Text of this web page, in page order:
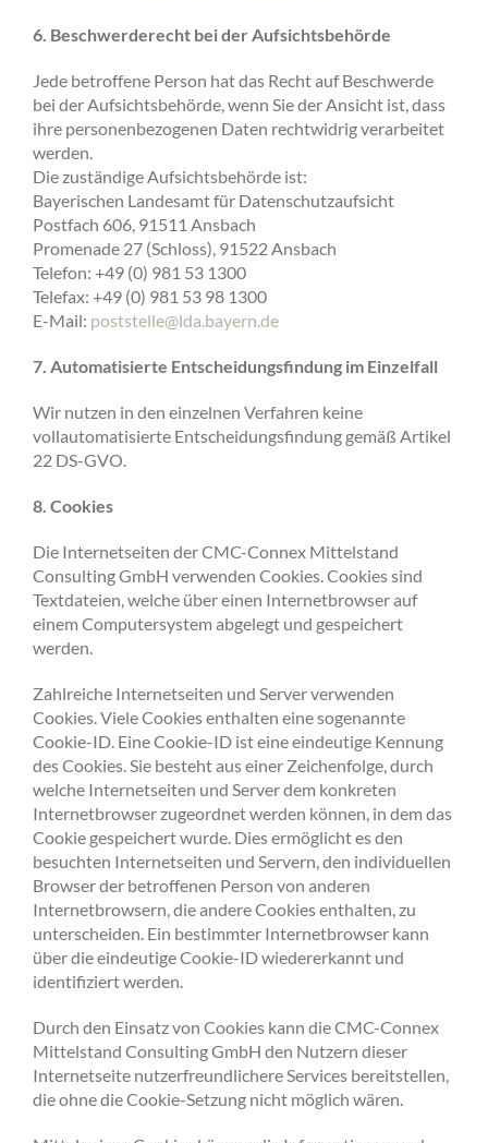
6. Beschwerderecht bei der Aufsichtsbehörde
Jede betroffene Person hat das Recht auf Beschwerde
bei der Aufsichtsbehörde, wenn Sie der Ansicht ist, dass
ihre personenbezogenen Daten rechtwidrig verarbeitet
werden.
Die zuständige Aufsichtsbehörde ist:
Bayerischen Landesamt für Datenschutzaufsicht
Postfach 606, 91511 Ansbach
Promenade 27 (Schloss), 91522 Ansbach
Telefon: +49 (0) 981 53 1300
Telefax: +49 (0) 981 53 98 1300
E-Mail: poststelle@lda.bayern.de
7. Automatisierte Entscheidungsfindung im Einzelfall
Wir nutzen in den einzelnen Verfahren keine
vollautomatisierte Entscheidungsfindung gemäß Artikel
22 DS-GVO.
8. Cookies
Die Internetseiten der CMC-Connex Mittelstand
Consulting GmbH verwenden Cookies. Cookies sind
Textdateien, welche über einen Internetbrowser auf
einem Computersystem abgelegt und gespeichert
werden.
Zahlreiche Internetseiten und Server verwenden
Cookies. Viele Cookies enthalten eine sogenannte
Cookie-ID. Eine Cookie-ID ist eine eindeutige Kennung
des Cookies. Sie besteht aus einer Zeichenfolge, durch
welche Internetseiten und Server dem konkreten
Internetbrowser zugeordnet werden können, in dem das
Cookie gespeichert wurde. Dies ermöglicht es den
besuchten Internetseiten und Servern, den individuellen
Browser der betroffenen Person von anderen
Internetbrowsern, die andere Cookies enthalten, zu
unterscheiden. Ein bestimmter Internetbrowser kann
über die eindeutige Cookie-ID wiedererkannt und
identifiziert werden.
Durch den Einsatz von Cookies kann die CMC-Connex
Mittelstand Consulting GmbH den Nutzern dieser
Internetseite nutzerfreundlichere Services bereitstellen,
die ohne die Cookie-Setzung nicht möglich wären.